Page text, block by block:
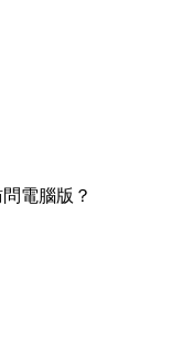
電腦版？